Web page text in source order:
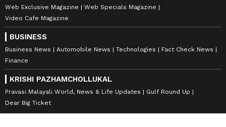
Web Exclusive Magazine
Web Specials Magazine
Video Cafe Magazine
BUSINESS
Business News Automobile News Technologies
Fact Check News
Finance
KRISHI PAZHAMCHOLLUKAL
Pravasi Malayali World, News & Life Updates
Gulf Round Up
Dear Big Ticket